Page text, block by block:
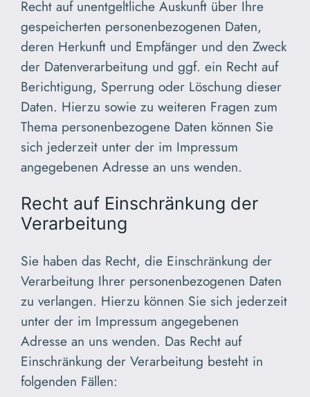
Recht auf unentgeltliche Auskunft über Ihre
gespeicherten personenbezogenen Daten,
deren Herkunft und Empfänger und den Zweck
der Datenverarbeitung und ggf. ein Recht auf
Berichtigung, Sperrung oder Löschung dieser
Daten. Hierzu sowie zu weiteren Fragen zum
Thema personenbezogene Daten können Sie
sich jederzeit unter der im Impressum
angegebenen Adresse an uns wenden.
Recht auf Einschränkung der
Verarbeitung
Sie haben das Recht, die Einschränkung der
Verarbeitung Ihrer personenbezogenen Daten
zu verlangen. Hierzu können Sie sich jederzeit
unter der im Impressum angegebenen
Adresse an uns wenden. Das Recht auf
Einschränkung der Verarbeitung besteht in
folgenden Fällen: